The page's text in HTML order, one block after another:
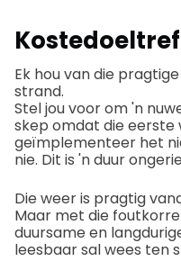
Ek hou van die
strand.
Stel jou voor om 'n
skep omdat die eerste
geïmplementeer het
nie. Dit is 'n duur
Die weer is pragtig
Maar met die
duursame en
leesbaar sal wees ten